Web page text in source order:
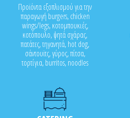
Προϊόντα εξοπλισμού για την
παραγωγή burgers, chicken
wings/legs, κοτομπουκιές,
κοτόπουλο, ψητά σχάρας,
πατάτες, τηγανητά, hot dog,
σάντουϊτς, γύρος, πίτσα,
τορτίγια, burritos, noodles